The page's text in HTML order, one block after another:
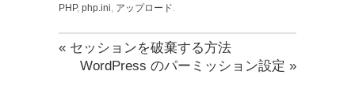
PHP, php.ini, アップロード.
« セッションを破棄する方法
WordPress のパーミッション設定 »